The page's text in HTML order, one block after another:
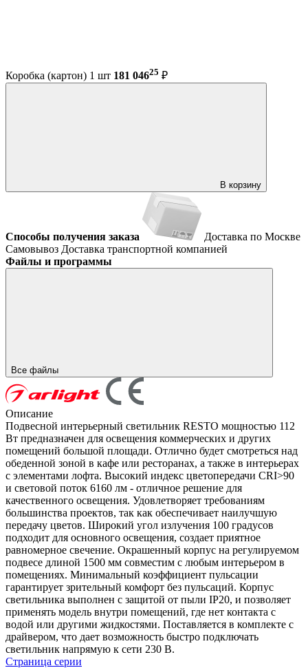
Коробка (картон) 1 шт 181 04625 ₽
В корзину
Способы получения заказа
Доставка по Москве
Самовывоз Доставка транспортной компанией
Файлы и программы
Все файлы
Описание
Подвесной интерьерный светильник RESTO мощностью 112
Вт предназначен для освещения коммерческих и других
помещений большой площади. Отлично будет смотреться над
обеденной зоной в кафе или ресторанах, а также в интерьерах
с элементами лофта. Высокий индекс цветопередачи CRI>90
и световой поток 6160 лм - отличное решение для
качественного освещения. Удовлетворяет требованиям
большинства проектов, так как обеспечивает наилучшую
передачу цветов. Широкий угол излучения 100 градусов
подходит для основного освещения, создает приятное
равномерное свечение. Окрашенный корпус на регулируемом
подвесе длиной 1500 мм совместим с любым интерьером в
помещениях. Минимальный коэффициент пульсации
гарантирует зрительный комфорт без пульсаций. Корпус
светильника выполнен с защитой от пыли IP20, и позволяет
применять модель внутри помещений, где нет контакта с
водой или другими жидкостями. Поставляется в комплекте с
драйвером, что дает возможность быстро подключать
светильник напрямую к сети 230 В.
Страница серии